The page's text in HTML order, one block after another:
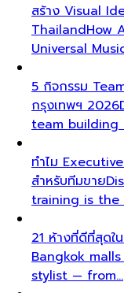
สร้าง Visual
ThailandHow
Universal
5 กิจกรรม
กรุงเทพฯ 2026
team building
ทำไม
สำหรับทีมขาย
training is the
21 ห้างที่ดีที่สุด
Bangkok
stylist — from…